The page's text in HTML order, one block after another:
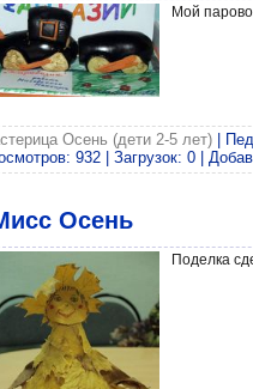
Мой
Осень (дети 2-5 лет) |
932 | Загрузок: 0 |
Осень
Поделка